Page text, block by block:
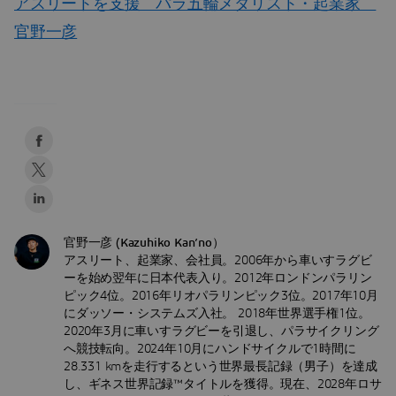
アスリートを支援 パラ五輪メダリスト・起業家
官野一彦
官野一彦 (Kazuhiko Kan’no）
アスリート、起業家、会社員。2006年から車いすラグビ
ーを始め翌年に日本代表入り。2012年ロンドンパラリン
ピック4位。2016年リオパラリンピック3位。2017年10月
にダッソー・システムズ入社。 2018年世界選手権1位。
2020年3月に車いすラグビーを引退し、パラサイクリング
へ競技転向。2024年10月にハンドサイクルで1時間に
28.331 kmを走行するという世界最長記録（男子）を達成
し、ギネス世界記録™タイトルを獲得。現在、2028年ロサ